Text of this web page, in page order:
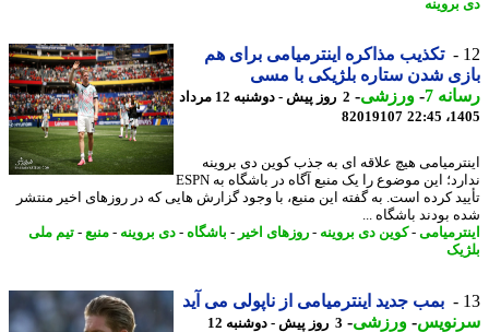
تکذیب مذاکره اینترمیامی برای هم
شدن ستاره بلژیکی با مسی
7
-ورزشی-
2 روز پیش - دوشنبه 12 مرداد
82019107
هیچ علاقه ای به جذب کوین دی بروینه
ندارد؛ این موضوع را یک منبع آگاه در باشگاه به ESPN
کرده است. به گفته این منبع، با وجود گزارش هایی که در روزهای اخیر منتشر
بودند باشگاه ...
-کوین دی بروینه -روزهای اخیر -باشگاه-دی بروینه -منبع -تیم ملی
بمب جدید اینترمیامی از ناپولی می آید
-ورزشی-
3 روز پیش - دوشنبه 12